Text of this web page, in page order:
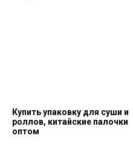
Купить упаковку для суши и
роллов, китайские палочки
оптом